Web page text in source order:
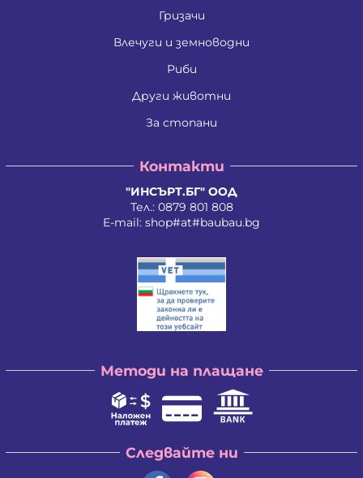
Гризачи
Влечуги и земноводни
Риби
Други животни
За стопани
Контакти
"ИНСЪРТ.БГ" ООД
Тел.: 0879 801 808
E-mail: shop#at#baubau.bg
Методи на плащане
Следвайте ни